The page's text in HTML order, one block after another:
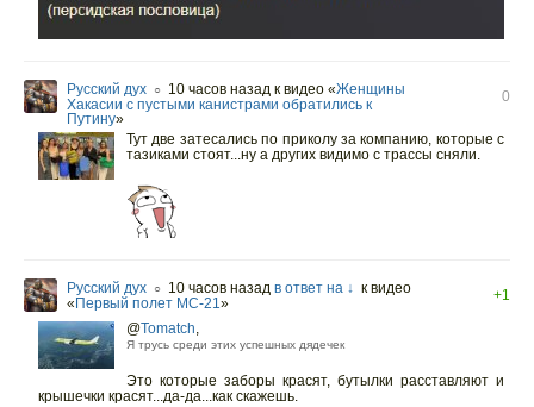
Русский дух ○ 10 часов назад к видео «Женщины
Хакасии с пустыми канистрами обратились к
Путину»
0
Тут две затесались по приколу за компанию, которые с
тазиками стоят...ну а других видимо с трассы сняли.
Русский дух ○ 10 часов назад в ответ на ↓ к видео
« Первый полет МС-21»
+1
@Tomatch,
Я трусь среди этих успешных дядечек
Это которые заборы красят, бутылки расставляют и
крышечки красят...да-да...как скажешь.